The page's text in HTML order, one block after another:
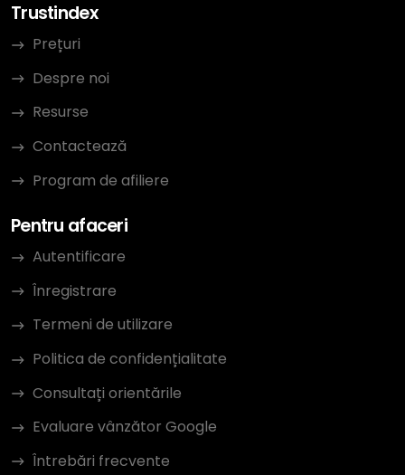
Trustindex
Prețuri
Despre noi
Resurse
Contactează
Program de afiliere
Pentru afaceri
Autentificare
Înregistrare
Termeni de utilizare
Politica de confidențialitate
Consultați orientările
Evaluare vânzător Google
Întrebări frecvente